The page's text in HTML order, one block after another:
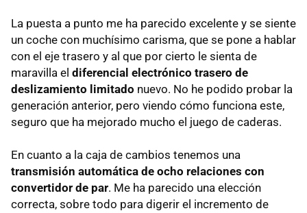
La puesta a punto me ha parecido excelente y se siente
un coche con muchísimo carisma, que se pone a hablar
con el eje trasero y al que por cierto le sienta de
maravilla el diferencial electrónico trasero de
deslizamiento limitado nuevo. No he podido probar la
generación anterior, pero viendo cómo funciona este,
seguro que ha mejorado mucho el juego de caderas.
En cuanto a la caja de cambios tenemos una
transmisión automática de ocho relaciones con
convertidor de par. Me ha parecido una elección
correcta, sobre todo para digerir el incremento de